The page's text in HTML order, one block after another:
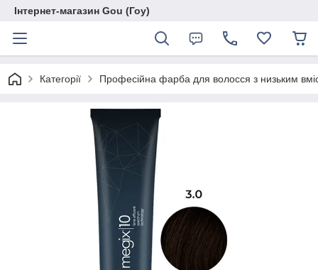
Інтернет-магазин Gou (Гоу)
Категорії Професійна фарба для волосся з низьким